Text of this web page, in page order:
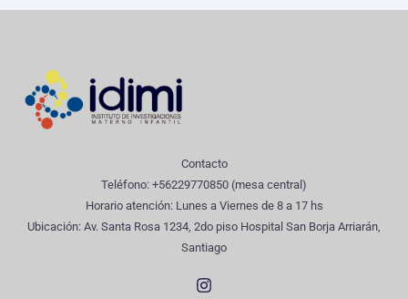
Contacto
Teléfono: +56229770850 (mesa central)
Horario atención: Lunes a Viernes de 8 a 17 hs
Ubicación: Av. Santa Rosa 1234, 2do piso Hospital San Borja Arriarán,
Santiago